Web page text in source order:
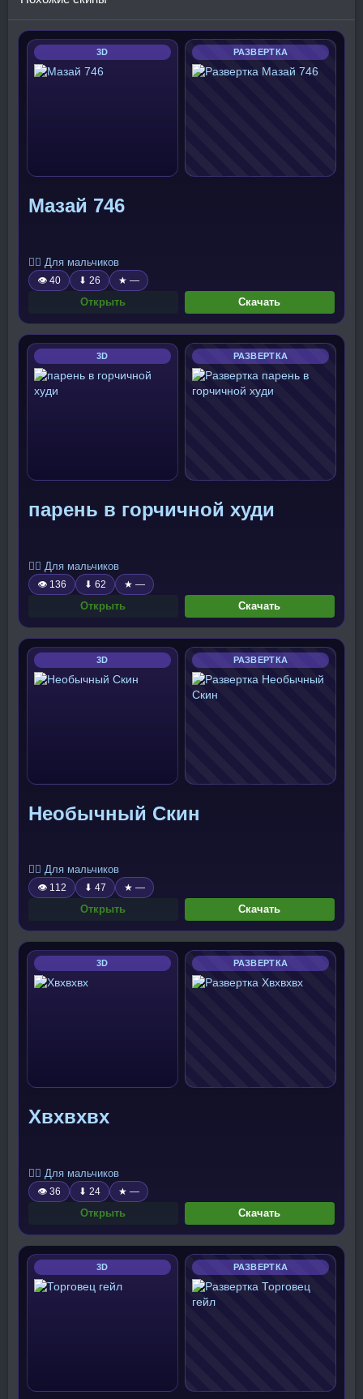
3D РАЗВЕРТКА
Мазай 746
🧍‍♂️ Для мальчиков
👁 40 ⬇ 26 ★ —
Открыть Скачать
3D РАЗВЕРТКА
парень в горчичной худи
🧍‍♂️ Для мальчиков
👁 136 ⬇ 62 ★ —
Открыть Скачать
3D РАЗВЕРТКА
Необычный Скин
🧍‍♂️ Для мальчиков
👁 112 ⬇ 47 ★ —
Открыть Скачать
3D РАЗВЕРТКА
Хвхвхвх
🧍‍♂️ Для мальчиков
👁 36 ⬇ 24 ★ —
Открыть Скачать
3D РАЗВЕРТКА